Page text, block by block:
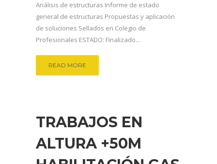
Análisis de estructuras Informe de estado
general de estructuras Propuestas y aplicación
de soluciones Sellados en Colegio de
Profesionales ESTADO: Finalizado...
READ MORE
TRABAJOS EN
ALTURA +50M